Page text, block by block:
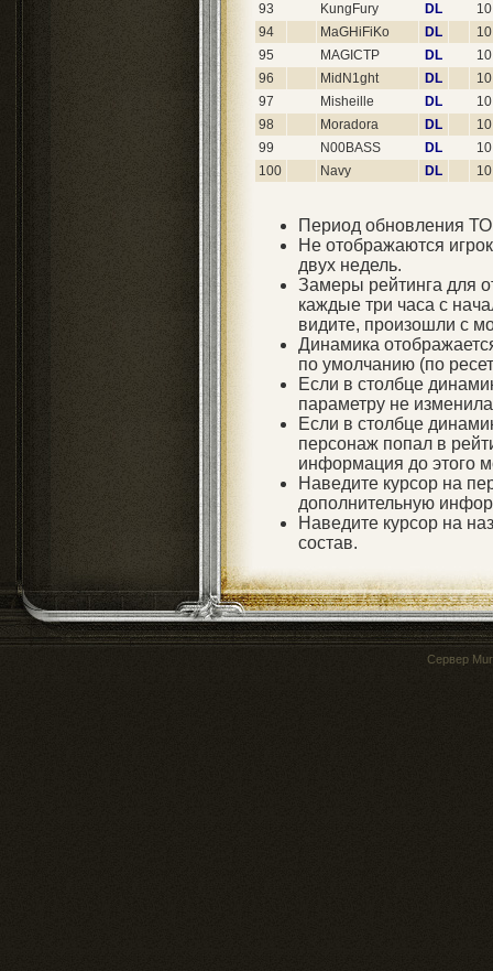
93
KungFury DL
10
94
MaGHiFiKo DL
10
95
MAGICTP DL
10
96
MidN1ght DL
10
97
Misheille DL
10
98
Moradora DL
10
99
N00BASS DL
10
100
Navy DL 10
Период обновления
Не отображаются
двух недель.
Замеры рейтинга для
каждые три часа с
видите, произошли с
Динамика
по умолчанию (по
Если в столбце
параметру не
Если в столбце
персонаж попал в
информация до этого
Наведите курсор на
дополнительную
Наведите курсор на
состав.
Сервер